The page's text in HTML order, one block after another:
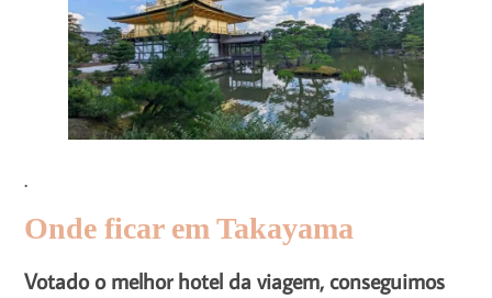
.
Onde ficar em Takayama
Votado o melhor hotel da viagem, conseguimos